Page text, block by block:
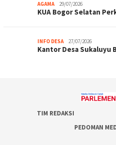
AGAMA 29/07/2026
KUA Bogor Selatan
INFO DESA 27/07/2026
Kantor Desa Sukaluyu
TIM REDAKSI
PEDOMAN